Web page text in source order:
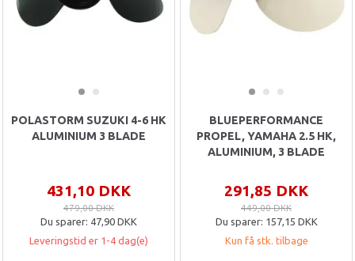
POLASTORM SUZUKI 4-6 HK
ALUMINIUM 3 BLADE
431,10 DKK
479,00 DKK
Du sparer: 47,90 DKK
Leveringstid er 1-4 dag(e)
BLUEPERFORMANCE
PROPEL, YAMAHA 2.5 HK,
ALUMINIUM, 3 BLADE
291,85 DKK
449,00 DKK
Du sparer: 157,15 DKK
Kun få stk. tilbage